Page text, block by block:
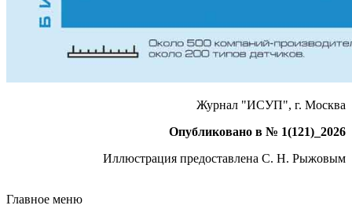
Журнал "ИСУП", г. Москва
Опубликовано в № 1(121)_2026
Иллюстрация предоставлена С. Н. Рыжовым
Главное меню